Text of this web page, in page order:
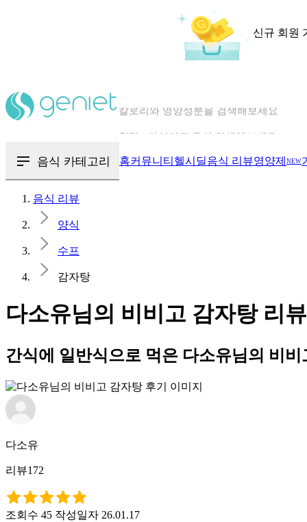
신규 회원
음식 카테고리 홈커뮤니티 헬시딜음식 리뷰영양제 NEW
음식 리뷰
양식
수프
감자탕
다소유님의 비비고 감자탕 리뷰
간식에 일반식으로 먹은 다소유님의 비
다소유
리뷰172
조회수 45 작성일자 26.01.17